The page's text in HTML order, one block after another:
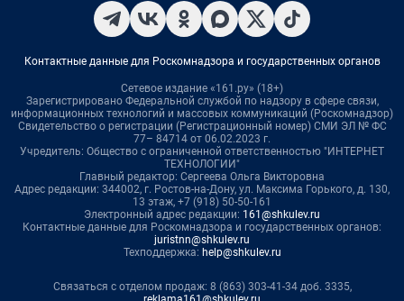
Контактные данные для Роскомнадзора и государственных органов
Сетевое издание «161.ру» (18+)
Зарегистрировано Федеральной службой по надзору в сфере связи,
информационных технологий и массовых коммуникаций (Роскомнадзор)
Свидетельство о регистрации (Регистрационный номер) СМИ ЭЛ № ФС
77– 84714 от 06.02.2023 г.
Учредитель: Общество с ограниченной ответственностью "ИНТЕРНЕТ
ТЕХНОЛОГИИ"
Главный редактор: Сергеева Ольга Викторовна
Адрес редакции: 344002, г. Ростов-на-Дону, ул. Максима Горького, д. 130,
13 этаж, +7 (918) 50-50-161
Электронный адрес редакции: 161@shkulev.ru
Контактные данные для Роскомнадзора и государственных органов:
juristnn@shkulev.ru
Техподдержка: help@shkulev.ru
Связаться с отделом продаж: 8 (863) 303-41-34 доб. 3335,